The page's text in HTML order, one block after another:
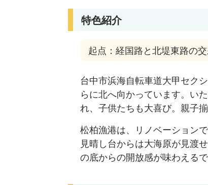
特色紹介
起点：経国路と北堤東路の
台中市浜海自転車道大甲セク
らに北へ向かっています。い
れ、子供たちも大喜び。親子
松柏漁港は、リノベーション
見晴し台からは大海原が見渡
の底からの開放感が味わえるで